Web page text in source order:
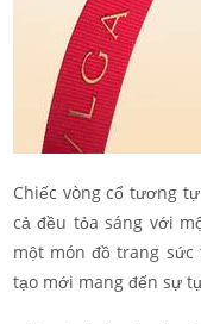
Chiếc vòng cổ tương
cả đều tỏa sáng với
một món đồ trang
tạo mới mang đến sự